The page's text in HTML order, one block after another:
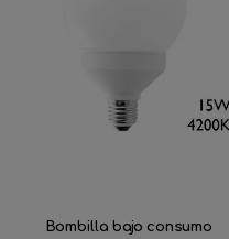
Bombilla bajo consumo